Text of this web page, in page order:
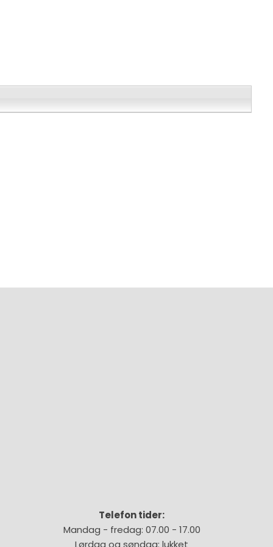
Telefon tider:
Mandag - fredag: 07.00 - 17.00
Lørdag og søndag: lukket